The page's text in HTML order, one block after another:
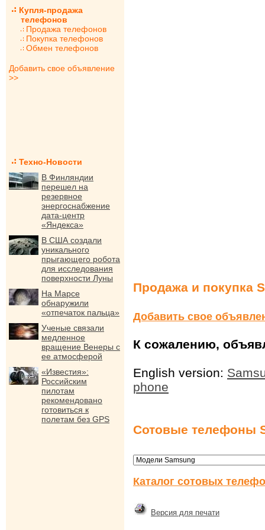
Купля-продажа
телефонов
Продажа телефонов
Покупка телефонов
Обмен телефонов
Добавить свое объявление
>>
Техно-Новости
В Финляндии
перешел на
резервное
энергоснабжение
дата-центр
«Яндекса»
В США создали
уникального
прыгающего робота
для исследования
поверхности Луны
На Марсе
обнаружили
«отпечаток пальца»
Ученые связали
медленное
вращение Венеры с
ее атмосферой
«Известия»:
Российским
пилотам
рекомендовано
готовиться к
полетам без GPS
Продажа и покупка
Добавить свое
К сожалению,
English version:
phone
Сотовые телефоны
Каталог сотовых
Версия для печати